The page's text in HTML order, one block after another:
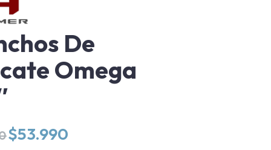
De
Omega
El
precio
$53.990